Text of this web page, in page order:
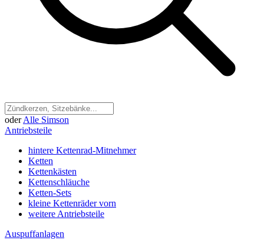
oder Alle Simson
Antriebsteile
hintere Kettenrad-Mitnehmer
Ketten
Kettenkästen
Kettenschläuche
Ketten-Sets
kleine Kettenräder vorn
weitere Antriebsteile
Auspuffanlagen